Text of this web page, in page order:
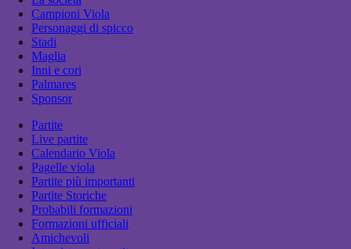
Campioni Viola
Personaggi di spicco
Stadi
Maglia
Inni e cori
Palmares
Sponsor
Partite
Live partite
Calendario Viola
Pagelle viola
Partite più importanti
Partite Storiche
Probabili formazioni
Formazioni ufficiali
Amichevoli